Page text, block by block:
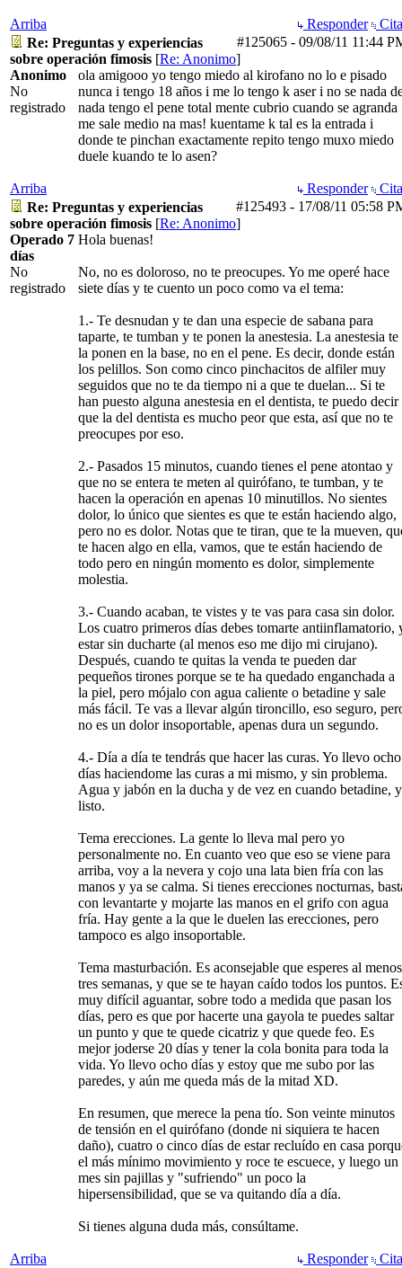
Arriba Responder
#125065 - 09/08/11 11:44
Re: Preguntas y experiencias
sobre operación fimosis [Re: Anonimo]
Anonimo
No
registrado
ola amigooo yo tengo miedo al kirofano no lo e pisado
nunca i tengo 18 años i me lo tengo k aser i no se nada
nada tengo el pene total mente cubrio cuando se agranda
me sale medio na mas! kuentame k tal es la entrada i
donde te pinchan exactamente repito tengo muxo miedo
duele kuando te lo asen?
Arriba Responder
#125493 - 17/08/11 05:58
Re: Preguntas y experiencias
sobre operación fimosis [Re: Anonimo]
Operado 7
días
No
registrado
Hola buenas!
No, no es doloroso, no te preocupes. Yo me operé hace
siete días y te cuento un poco como va el tema:
1.- Te desnudan y te dan una especie de sabana para
taparte, te tumban y te ponen la anestesia. La anestesia te
la ponen en la base, no en el pene. Es decir, donde están
los pelillos. Son como cinco pinchacitos de alfiler muy
seguidos que no te da tiempo ni a que te duelan... Si te
han puesto alguna anestesia en el dentista, te puedo decir
que la del dentista es mucho peor que esta, así que no te
preocupes por eso.
2.- Pasados 15 minutos, cuando tienes el pene atontao y
que no se entera te meten al quirófano, te tumban, y te
hacen la operación en apenas 10 minutillos. No sientes
dolor, lo único que sientes es que te están haciendo algo,
pero no es dolor. Notas que te tiran, que te la mueven,
te hacen algo en ella, vamos, que te están haciendo de
todo pero en ningún momento es dolor, simplemente
molestia.
3.- Cuando acaban, te vistes y te vas para casa sin dolor.
Los cuatro primeros días debes tomarte antiinflamatorio,
estar sin ducharte (al menos eso me dijo mi cirujano).
Después, cuando te quitas la venda te pueden dar
pequeños tirones porque se te ha quedado enganchada a
la piel, pero mójalo con agua caliente o betadine y sale
más fácil. Te vas a llevar algún tironcillo, eso seguro,
no es un dolor insoportable, apenas dura un segundo.
4.- Día a día te tendrás que hacer las curas. Yo llevo ocho
días haciendome las curas a mi mismo, y sin problema.
Agua y jabón en la ducha y de vez en cuando betadine, y
listo.
Tema erecciones. La gente lo lleva mal pero yo
personalmente no. En cuanto veo que eso se viene para
arriba, voy a la nevera y cojo una lata bien fría con las
manos y ya se calma. Si tienes erecciones nocturnas,
con levantarte y mojarte las manos en el grifo con agua
fría. Hay gente a la que le duelen las erecciones, pero
tampoco es algo insoportable.
Tema masturbación. Es aconsejable que esperes al menos
tres semanas, y que se te hayan caído todos los puntos.
muy difícil aguantar, sobre todo a medida que pasan los
días, pero es que por hacerte una gayola te puedes saltar
un punto y que te quede cicatriz y que quede feo. Es
mejor joderse 20 días y tener la cola bonita para toda la
vida. Yo llevo ocho días y estoy que me subo por las
paredes, y aún me queda más de la mitad XD.
En resumen, que merece la pena tío. Son veinte minutos
de tensión en el quirófano (donde ni siquiera te hacen
daño), cuatro o cinco días de estar recluído en casa
el más mínimo movimiento y roce te escuece, y luego un
mes sin pajillas y "sufriendo" un poco la
hipersensibilidad, que se va quitando día a día.
Si tienes alguna duda más, consúltame.
Arriba Responder